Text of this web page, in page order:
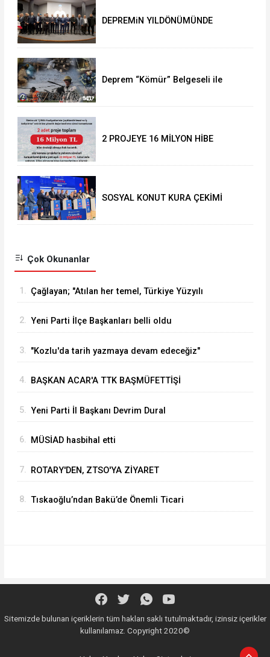
DEPREMiN YILDÖNÜMÜNDE
Deprem “Kömür” Belgeseli ile
2 PROJEYE 16 MİLYON HİBE
SOSYAL KONUT KURA ÇEKİMİ
Çok Okunanlar
1. Çağlayan; "Atılan her temel, Türkiye Yüzyılı
göstergelerinden biridir
2. Yeni Parti İlçe Başkanları belli oldu
3. "Kozlu'da tarih yazmaya devam edeceğiz"
4. BAŞKAN ACAR'A TTK BAŞMÜFETTİŞİ
5. Yeni Parti İl Başkanı Devrim Dural
6. MÜSİAD hasbihal etti
7. ROTARY'DEN, ZTSO'YA ZİYARET
8. Tıskaoğlu’ndan Bakü’de Önemli Ticari
Sitemizde bulunan içeriklerin tüm hakları saklı tutulmaktadır, izinsiz içerikler
kullanılamaz. Copyright 2020©